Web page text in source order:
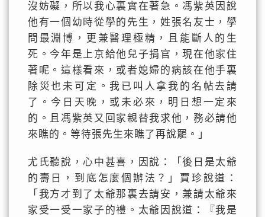
沒妨礙，所以我心裏實在著急。馮紫英因說
他有一個幼時從學的先生，姓張名友士，學
問最淵博，更兼醫理極精，且能斷人的生
死。今年是上京給他兒子捐官，現在他家住
著呢。這樣看來，或者媳婦的病該在他手裏
除災也未可定。我已叫人拿我的名帖去請
了。今日天晚，或未必來，明日想一定來
的。且馮紫英又回家親替我求他，務必請他
來瞧的。等待張先生來瞧了再說罷。」
尤氏聽說，心中甚喜，因說：「後日是太爺
的壽日，到底怎麼個辦法？」賈珍說道：
「我方才到了太爺那裏去請安，兼請太爺來
家受一受一家子的禮。太爺因說道：『我是